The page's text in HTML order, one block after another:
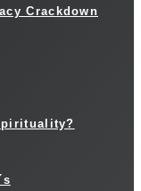
Crackdown